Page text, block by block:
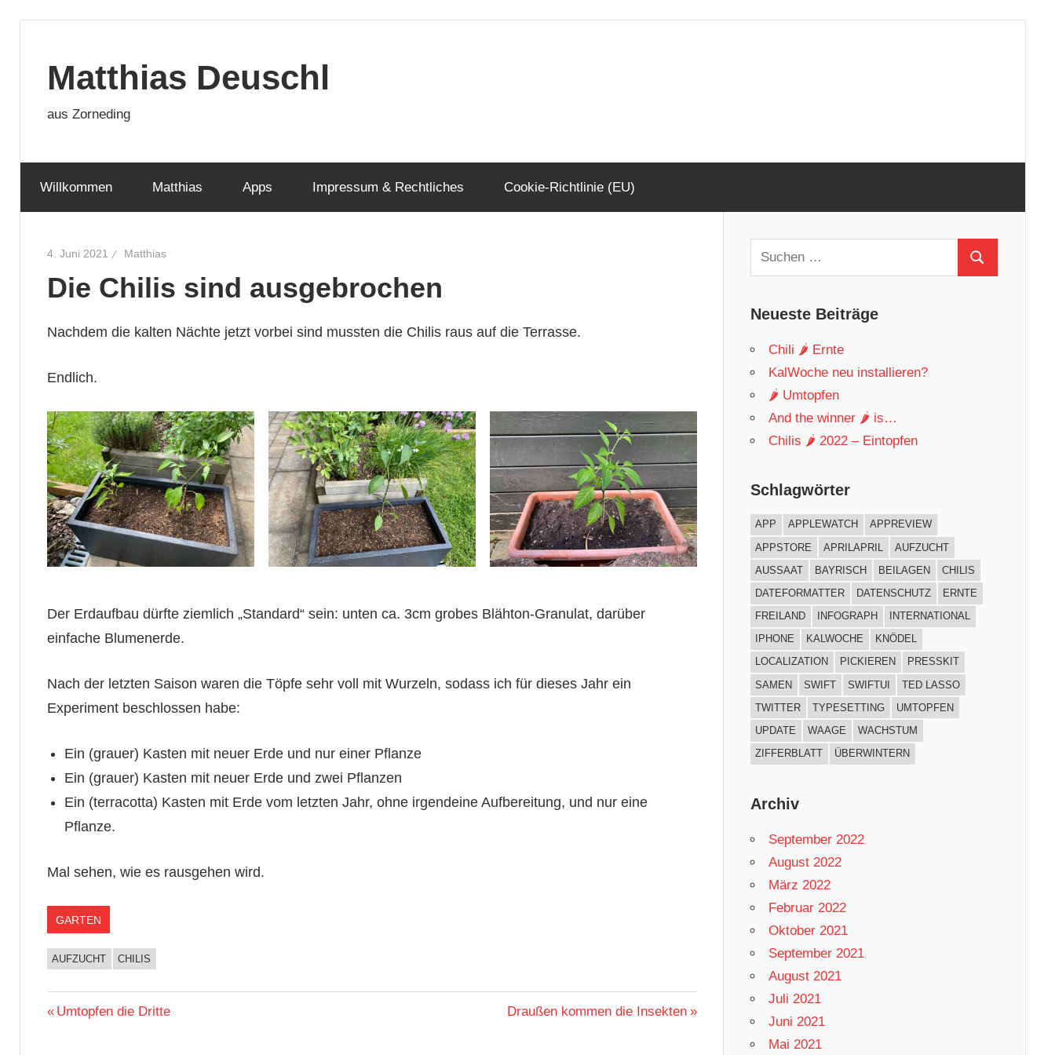
springenMatthias Deuschl
aus Zorneding
Willkommen Matthias Apps Impressum & Rechtliches Cookie-Richtlinie (EU)
4. Juni 2021 Matthias
Die Chilis sind ausgebrochen
Nachdem die kalten Nächte jetzt vorbei sind mussten die Chilis raus auf die Terrasse.
Endlich.
Der Erdaufbau dürfte ziemlich „Standard“ sein: unten ca. 3cm grobes Blähton-Granulat, darüber
einfache Blumenerde.
Nach der letzten Saison waren die Töpfe sehr voll mit Wurzeln, sodass ich für dieses Jahr ein
Experiment beschlossen habe:
Ein (grauer) Kasten mit neuer Erde und nur einer Pflanze
Ein (grauer) Kasten mit neuer Erde und zwei Pflanzen
Ein (terracotta) Kasten mit Erde vom letzten Jahr, ohne irgendeine Aufbereitung, und nur eine
Pflanze.
Mal sehen, wie es rausgehen wird.
GARTEN
AUFZUCHT CHILIS
Beitragsnavigation
Vorheriger
Umtopfen die Dritte
Nächster
Draußen kommen die Insekten
Suchen
nach:
Suchen
Neueste Beiträge
Chili 🌶 Ernte
KalWoche neu installieren?
🌶 Umtopfen
And the winner 🌶 is…
Chilis 🌶 2022 – Eintopfen
Schlagwörter
APP APPLEWATCH
APPREVIEW
APPSTORE
APRILAPRIL
AUFZUCHT
AUSSAAT
BAYRISCH BEILAGEN
CHILIS
DATEFORMATTER
DATENSCHUTZ
ERNTE
FREILAND
INFOGRAPH
INTERNATIONAL
IPHONE
KALWOCHE
KNÖDEL
LOCALIZATION
PICKIEREN
PRESSKIT
SAMEN
SWIFT SWIFTUI
TED LASSO
TWITTER
TYPESETTING
UMTOPFEN
UPDATE
WAAGE
WACHSTUM
ZIFFERBLATT
ÜBERWINTERN
Archiv
September 2022
August 2022
März 2022
Februar 2022
Oktober 2021
September 2021
August 2021
Juli 2021
Juni 2021
Mai 2021